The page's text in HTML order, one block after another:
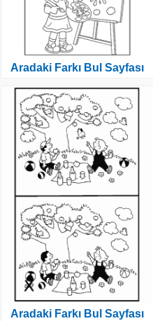
Aradaki Farkı Bul Sayfası
Aradaki Farkı Bul Sayfası